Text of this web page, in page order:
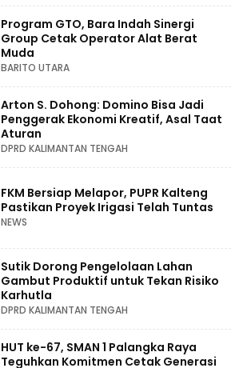
Program GTO, Bara Indah Sinergi
Group Cetak Operator Alat Berat
Muda
BARITO UTARA
Arton S. Dohong: Domino Bisa Jadi
Penggerak Ekonomi Kreatif, Asal Taat
Aturan
DPRD KALIMANTAN TENGAH
FKM Bersiap Melapor, PUPR Kalteng
Pastikan Proyek Irigasi Telah Tuntas
NEWS
Sutik Dorong Pengelolaan Lahan
Gambut Produktif untuk Tekan Risiko
Karhutla
DPRD KALIMANTAN TENGAH
HUT ke-67, SMAN 1 Palangka Raya
Teguhkan Komitmen Cetak Generasi